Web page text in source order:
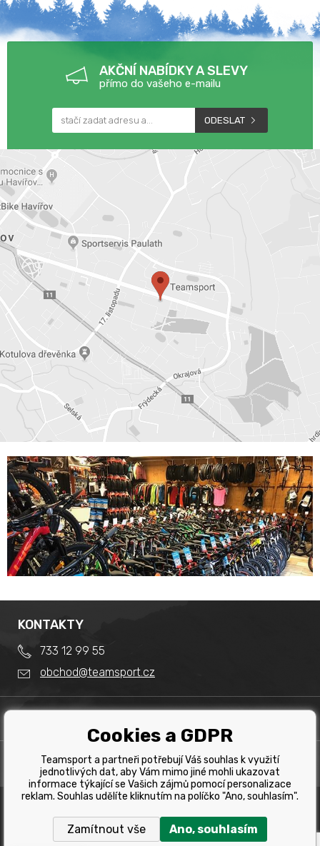
AKČNÍ NABÍDKY A SLEVY
přímo do vašeho e-mailu
ODESLAT
Obchodní podmínky
Splátkový prodej
Reklamace
Tabulka velikostí kol
Tabulka velikostí oblečení
PRODEJNA
Team Sport - Tomáš Binar
Dlouhá 1228/44C
Havířov
KONTAKTY
733 12 99 55
obchod@teamsport.cz
Copyright © 2019 Team Sport Havířov. Všechna pravá
Cookies a GDPR
Teamsport a partneři potřebují Váš souhlas k využití
jednotlivých dat, aby Vám mimo jiné mohli ukazovat
informace týkající se Vašich zájmů pomocí personalizace
reklam. Souhlas udělíte kliknutím na políčko "Ano, souhlasím".
Zamítnout vše Ano, souhlasím